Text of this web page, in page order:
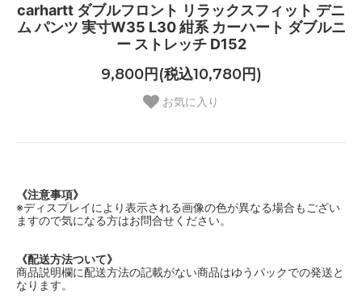
carhartt ダブルフロント リラックスフィット デニ
ム パンツ 実寸W35 L30 紺系 カーハート ダブルニ
ー ストレッチ D152
9,800円(税込10,780円)
お気に入り
《注意事項》
※ディスプレイにより表示される画像の色が異なる場合もござい
ますので気になる方はお問合せください。
《配送方法ついて》
商品説明欄に配送方法の記載がない商品はゆうパックでの発送と
なります。